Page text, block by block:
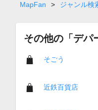
MapFan > ジャンル検
その他の「デパ
そごう
近鉄百貨店